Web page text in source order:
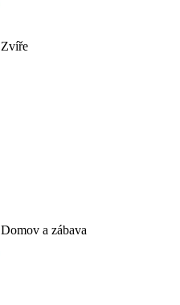
Zvíře
Domov a zábava